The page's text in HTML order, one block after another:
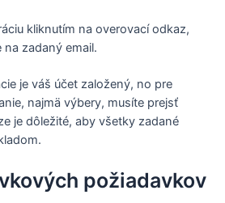
kliknutím na overovací odkaz,
zadaný email.
je váš účet založený, no pre
najmä výbery, musíte prejsť
je dôležité, aby všetky zadané
požiadavkov